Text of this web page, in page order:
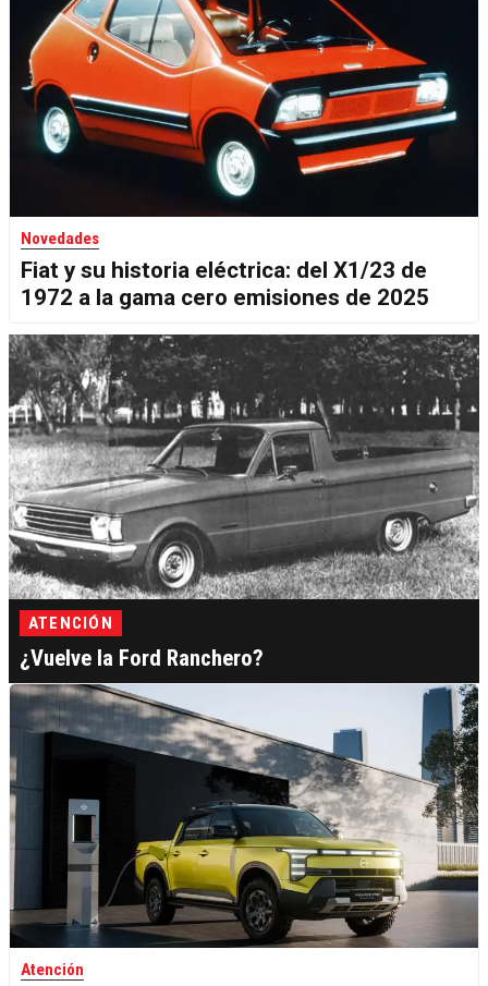
Novedades
Fiat y su historia eléctrica: del X1/23 de
1972 a la gama cero emisiones de 2025
ATENCIÓN
¿Vuelve la Ford Ranchero?
Atención